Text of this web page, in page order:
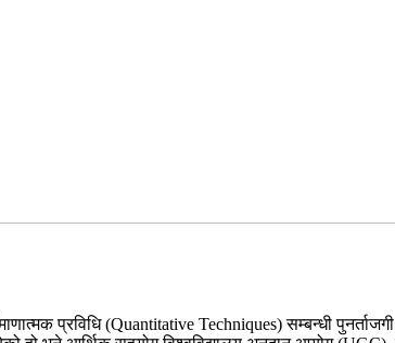
प्रविधि (Quantitative Techniques) सम्बन्धी